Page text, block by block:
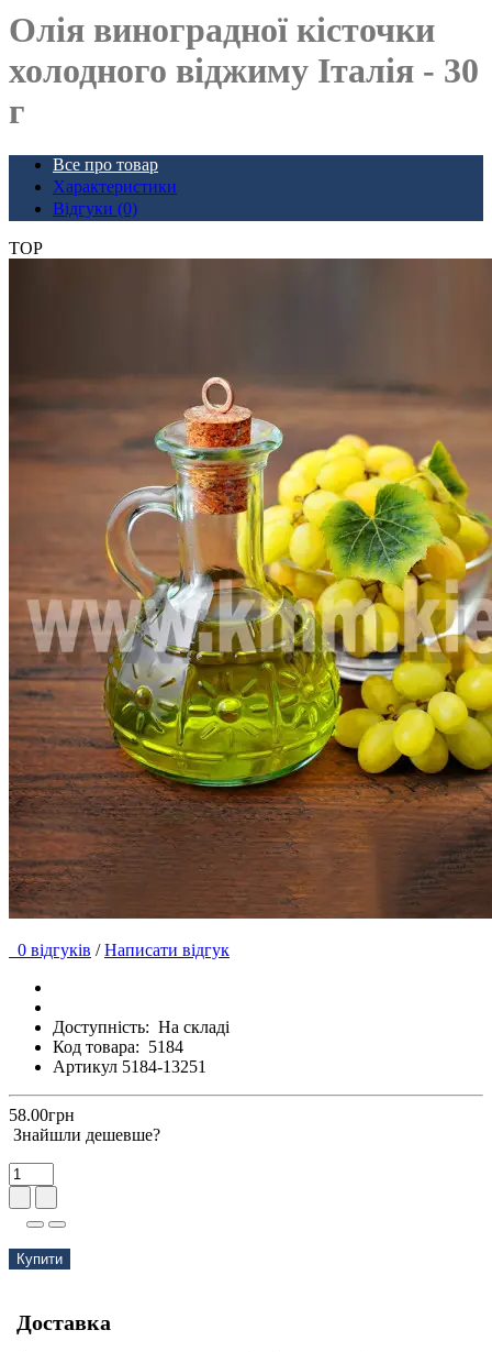
Олія виноградної кісточки
холодного віджиму Італія - ​​30
г
Все про товар
Характеристики
Відгуки (0)
TOP
0 відгуків / Написати відгук
Доступність: На складі
Код товара: 5184
Артикул 5184-13251
58.00грн
Знайшли дешевше?
Купити
Доставка